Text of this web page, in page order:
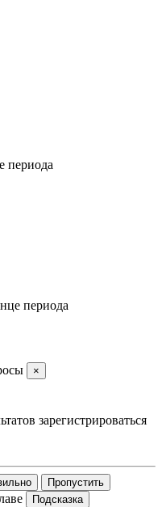
периода
периода
×
зарегистрироваться
Пропустить
Подсказка